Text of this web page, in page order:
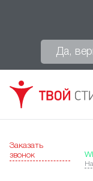
Да,
Заказать
звонок